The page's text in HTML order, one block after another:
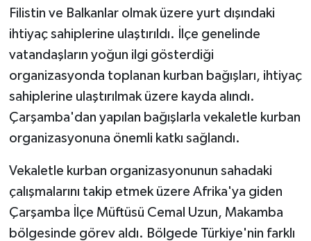
Filistin ve Balkanlar olmak üzere yurt dışındaki
ihtiyaç sahiplerine ulaştırıldı. İlçe genelinde
vatandaşların yoğun ilgi gösterdiği
organizasyonda toplanan kurban bağışları, ihtiyaç
sahiplerine ulaştırılmak üzere kayda alındı.
Çarşamba'dan yapılan bağışlarla vekaletle kurban
organizasyonuna önemli katkı sağlandı.
Vekaletle kurban organizasyonunun sahadaki
çalışmalarını takip etmek üzere Afrika'ya giden
Çarşamba İlçe Müftüsü Cemal Uzun, Makamba
bölgesinde görev aldı. Bölgede Türkiye'nin farklı